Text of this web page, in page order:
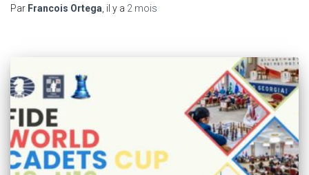
Par Francois Ortega , il y a 2 mois